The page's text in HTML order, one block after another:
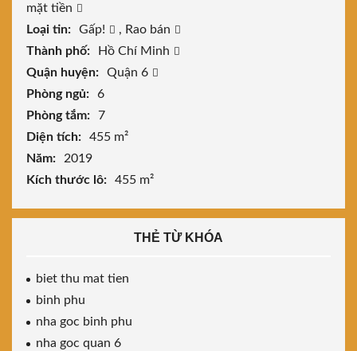
mặt tiền
Loại tin:
Gấp! , Rao bán
Thành phố:
Hồ Chí Minh
Quận huyện:
Quận 6
Phòng ngủ:
6
Phòng tắm:
7
Diện tích:
455 m²
Năm:
2019
Kích thước lô:
455 m²
THẺ TỪ KHÓA
biet thu mat tien
binh phu
nha goc binh phu
nha goc quan 6